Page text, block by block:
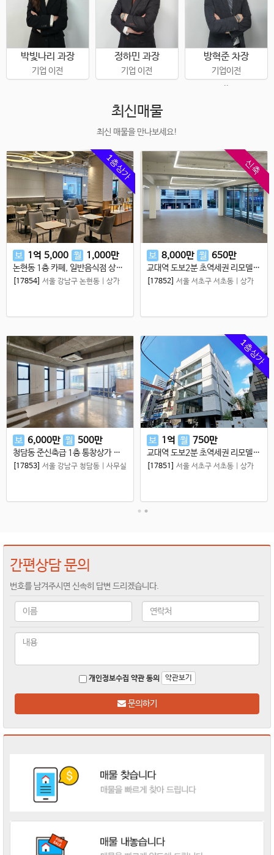
박빛나리 과장
기업 이전
정하민 과장
기업 이전
방혁준 차장
기업이전
..
최신매물
최신 매물을 만나보세요!
1층상가
보 1 억 5,000 월 1,000만
논현동 1층 카페, 일반음식점 상가 임대, 강남 을지병원사거리 특급 상가!!
[17854] 서울 강남구 논현동 상가
보 6,000만 월 500만
청담동 준신축급 1층 통창상가 임대 / 청담동 쇼룸 리테일샵 상가임대
[17853] 서울 강남구 청담동 사무실
신축
보 8,000만 월 650만
교대역 도보2분 초역세권 리모델링 사옥 첫입주 서초동 깔끔한 사무실
[17852] 서울 서초구 서초동 상가
1층상가
보 1 억 월 750만
교대역 도보2분 초역세권 리모델링 사옥 첫입주 서초동 1층상가 무권리 특급입지
[17851] 서울 서초구 서초동 상가
간편상담 문의
번호를 남겨주시면 신속히 답변 드리겠습니다.
개인정보수집 약관 동의 약관보기
문의하기